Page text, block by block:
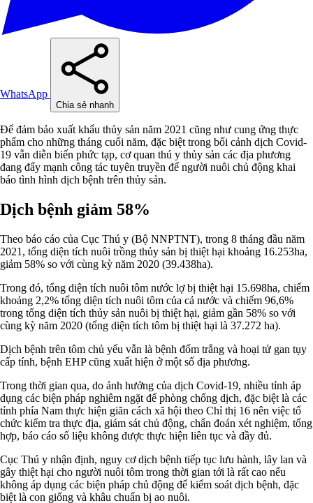
WhatsApp
Chia sẻ nhanh
Để đảm bảo xuất khẩu thủy sản năm 2021 cũng như cung ứng thực
phẩm cho những tháng cuối năm, đặc biệt trong bối cảnh dịch Covid-
19 vẫn diễn biến phức tạp, cơ quan thú y thủy sản các địa phương
đang đẩy mạnh công tác tuyên truyền để người nuôi chủ động khai
báo tình hình dịch bệnh trên thủy sản.
Dịch bệnh giảm 58%
Theo báo cáo của Cục Thú y (Bộ NNPTNT), trong 8 tháng đầu năm
2021, tổng diện tích nuôi trồng thủy sản bị thiệt hại khoảng 16.253ha,
giảm 58% so với cùng kỳ năm 2020 (39.438ha).
Trong đó, tổng diện tích nuôi tôm nước lợ bị thiệt hại 15.698ha, chiếm
khoảng 2,2% tổng diện tích nuôi tôm của cả nước và chiếm 96,6%
trong tổng diện tích thủy sản nuôi bị thiệt hại, giảm gần 58% so với
cùng kỳ năm 2020 (tổng diện tích tôm bị thiệt hại là 37.272 ha).
Dịch bệnh trên tôm chủ yếu vẫn là bệnh đốm trắng và hoại tử gan tụy
cấp tính, bệnh EHP cũng xuất hiện ở một số địa phương.
Trong thời gian qua, do ảnh hưởng của dịch Covid-19, nhiều tỉnh áp
dụng các biện pháp nghiêm ngặt để phòng chống dịch, đặc biệt là các
tỉnh phía Nam thực hiện giãn cách xã hội theo Chỉ thị 16 nên việc tổ
chức kiểm tra thực địa, giám sát chủ động, chẩn đoán xét nghiệm, tổng
hợp, báo cáo số liệu không được thực hiện liên tục và đầy đủ.
Cục Thú y nhận định, nguy cơ dịch bệnh tiếp tục lưu hành, lây lan và
gây thiệt hại cho người nuôi tôm trong thời gian tới là rất cao nếu
không áp dụng các biện pháp chủ động để kiểm soát dịch bệnh, đặc
biệt là con giống và khâu chuẩn bị ao nuôi.